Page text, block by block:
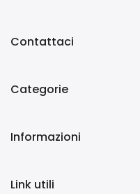
Contattaci
Categorie
Informazioni
Link utili